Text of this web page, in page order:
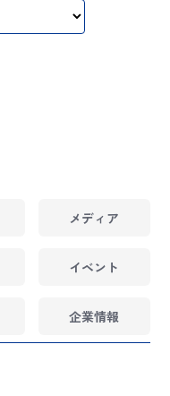
メディア
イベント
企業情報